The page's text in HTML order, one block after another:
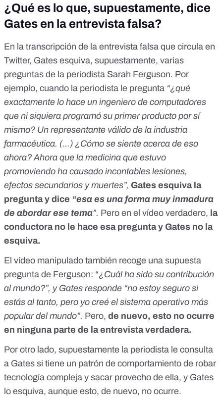
¿Qué es lo que, supuestamente, dice
Gates en la entrevista falsa?
En la transcripción de la entrevista falsa que circula en
Twitter, Gates esquiva, supuestamente, varias
preguntas de la periodista Sarah Ferguson. Por
ejemplo, cuando la periodista le pregunta “¿qué
exactamente lo hace un ingeniero de computadores
que ni siquiera programó su primer producto por sí
mismo? Un representante válido de la industria
farmacéutica. (...) ¿Cómo se siente acerca de eso
ahora? Ahora que la medicina que estuvo
promoviendo ha causado incontables lesiones,
efectos secundarios y muertes”, Gates esquiva la
pregunta y dice “esa es una forma muy inmadura
de abordar ese tema”. Pero en el vídeo verdadero, la
conductora no le hace esa pregunta y Gates no la
esquiva.
El vídeo manipulado también recoge una supuesta
pregunta de Ferguson: “¿Cuál ha sido su contribución
al mundo?”, y Gates responde “no estoy seguro si
estás al tanto, pero yo creé el sistema operativo más
popular del mundo”. Pero, de nuevo, esto no ocurre
en ninguna parte de la entrevista verdadera.
Por otro lado, supuestamente la periodista le consulta
a Gates si tiene un patrón de comportamiento de robar
tecnología compleja y sacar provecho de ella, y Gates
lo esquiva, aunque esto, de nuevo, no ocurre.